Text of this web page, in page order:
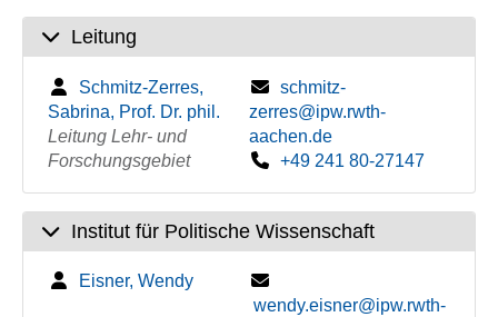
Leitung
Schmitz-Zerres,
Sabrina, Prof. Dr. phil.
Leitung Lehr- und
Forschungsgebiet
schmitz-
zerres@ipw.rwth-
aachen.de
+49 241 80-27147
Institut für Politische Wissenschaft
Eisner, Wendy
wendy.eisner@ipw.rwth-